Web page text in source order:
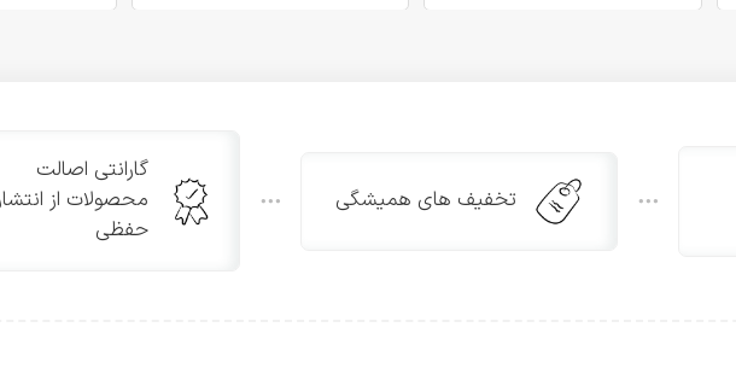
تخفیف های همیشگی
گارانتی اصالت
محصولات از
حفظی